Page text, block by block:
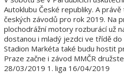
Autoklubu České republiky. A
českých závodů pro rok 2019. Na
plochodrážní motory rozburácí už
dostanou i mladý jezdci ve třídě
Stadion Markéta také budu hostit
Praze začne i závod MMČR
28/03/2019 1. liga 16/04/2019